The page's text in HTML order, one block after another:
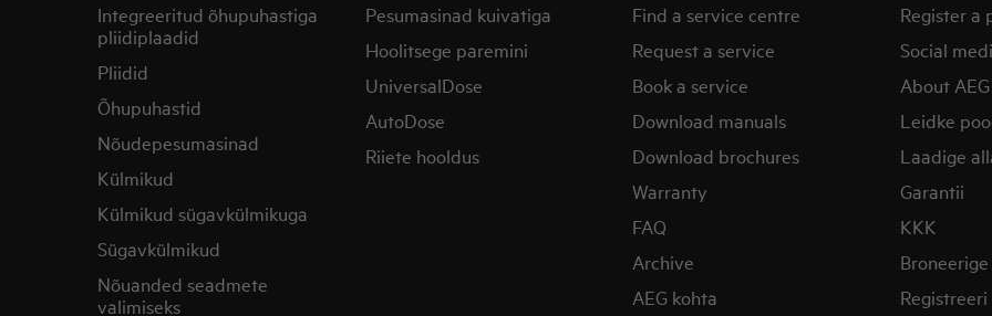
Integreeritud õhupuhastiga
pliidiplaadid
Pliidid
Õhupuhastid
Nõudepesumasinad
Külmikud
Külmikud sügavkülmikuga
Sügavkülmikud
Nõuanded seadmete
valimiseks
Pesumasinad kuivatiga
Hoolitsege paremini
UniversalDose
AutoDose
Riiete hooldus
Find a service centre
Request a service
Book a service
Download manuals
Download brochures
Warranty
FAQ
Archive
AEG kohta
Register a
Social
About AEG
Leidke
Laadige
Garantii
KKK